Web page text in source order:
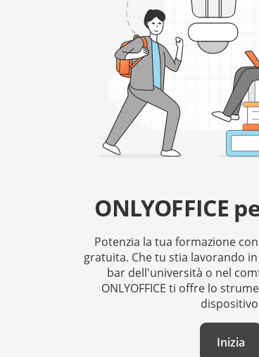
ONLYOFFICE
Potenzia la tua formazione
gratuita. Che tu stia lavorando
bar dell'università o nel
ONLYOFFICE ti offre lo
Inizia